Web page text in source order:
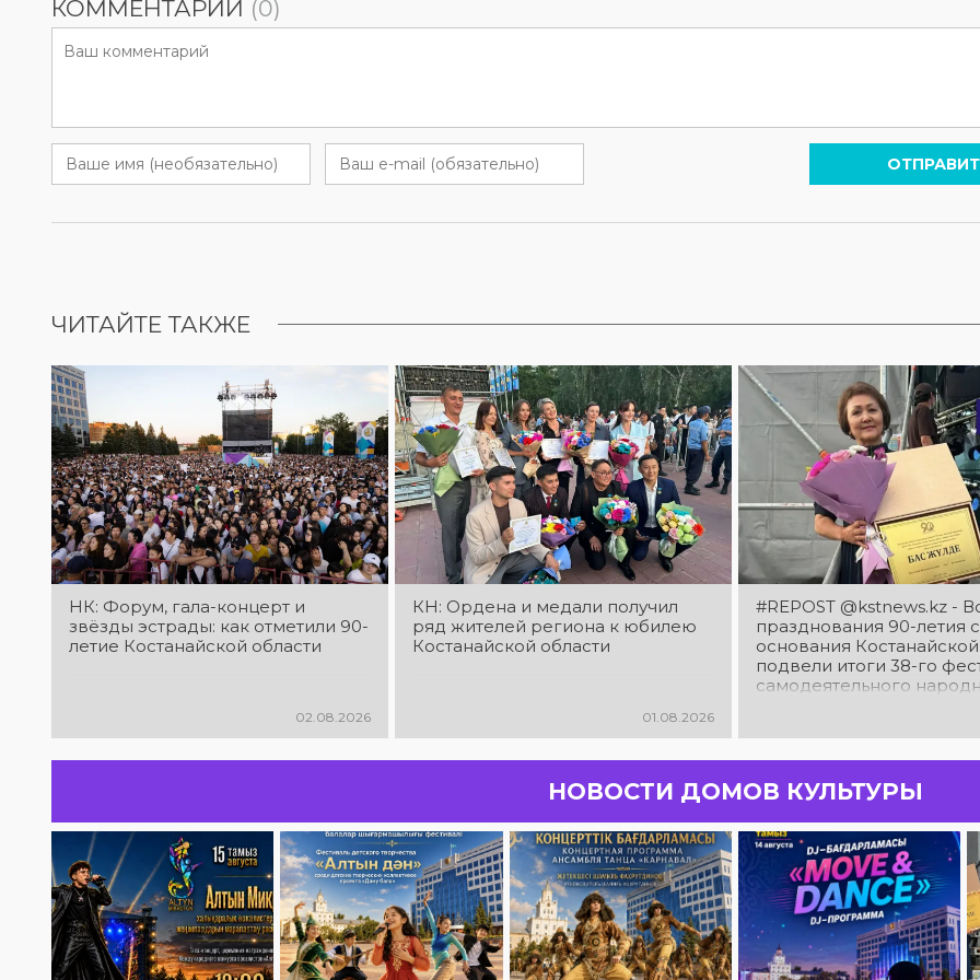
КОММЕНТАРИИ (0)
ЧИТАЙТЕ ТАКЖЕ
НК: Форум, гала-концерт и
звёзды эстрады: как отметили 90-
летие Костанайской области
02.08.2026
КН: Ордена и медали получил
ряд жителей региона к юбилею
Костанайской области
01.08.2026
#REPOST @kstnews.kz -
празднования 90-летия
основания
подвели итоги 38-го
самодеятельного
НОВОСТИ ДОМОВ КУЛЬТУРЫ